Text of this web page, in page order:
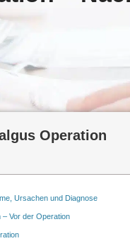
Operation
Ursachen und Diagnose
– Vor der Operation